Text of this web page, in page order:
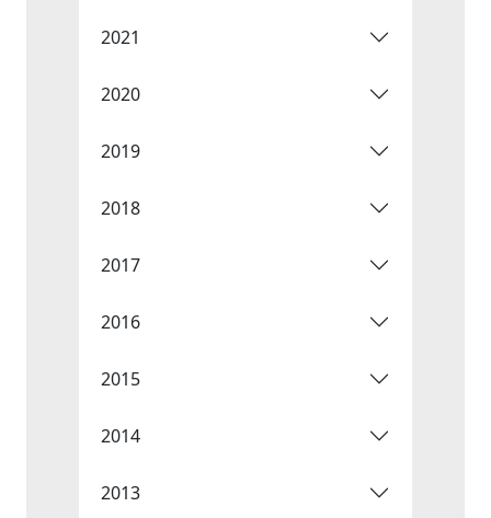
2021
2020
2019
2018
2017
2016
2015
2014
2013